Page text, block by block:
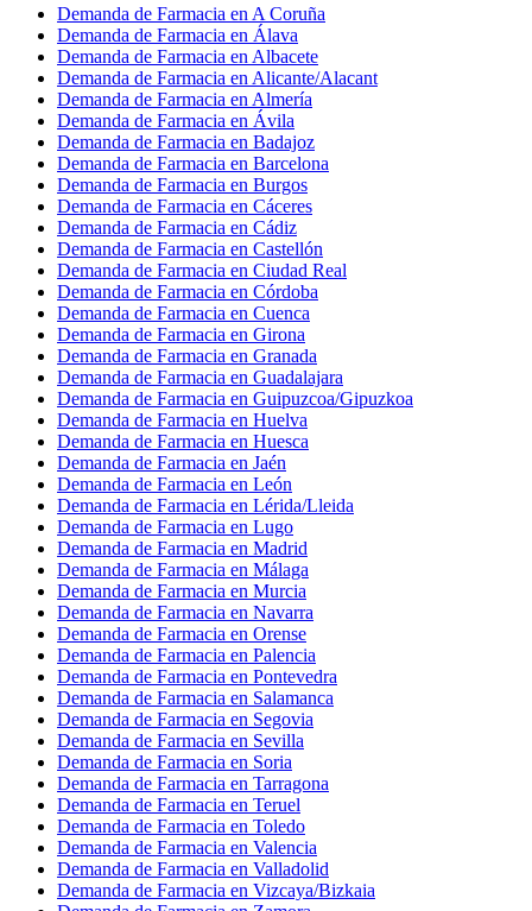
Demanda de Farmacia en A Coruña
Demanda de Farmacia en Álava
Demanda de Farmacia en Albacete
Demanda de Farmacia en Alicante/Alacant
Demanda de Farmacia en Almería
Demanda de Farmacia en Ávila
Demanda de Farmacia en Badajoz
Demanda de Farmacia en Barcelona
Demanda de Farmacia en Burgos
Demanda de Farmacia en Cáceres
Demanda de Farmacia en Cádiz
Demanda de Farmacia en Castellón
Demanda de Farmacia en Ciudad Real
Demanda de Farmacia en Córdoba
Demanda de Farmacia en Cuenca
Demanda de Farmacia en Girona
Demanda de Farmacia en Granada
Demanda de Farmacia en Guadalajara
Demanda de Farmacia en Guipuzcoa/Gipuzkoa
Demanda de Farmacia en Huelva
Demanda de Farmacia en Huesca
Demanda de Farmacia en Jaén
Demanda de Farmacia en León
Demanda de Farmacia en Lérida/Lleida
Demanda de Farmacia en Lugo
Demanda de Farmacia en Madrid
Demanda de Farmacia en Málaga
Demanda de Farmacia en Murcia
Demanda de Farmacia en Navarra
Demanda de Farmacia en Orense
Demanda de Farmacia en Palencia
Demanda de Farmacia en Pontevedra
Demanda de Farmacia en Salamanca
Demanda de Farmacia en Segovia
Demanda de Farmacia en Sevilla
Demanda de Farmacia en Soria
Demanda de Farmacia en Tarragona
Demanda de Farmacia en Teruel
Demanda de Farmacia en Toledo
Demanda de Farmacia en Valencia
Demanda de Farmacia en Valladolid
Demanda de Farmacia en Vizcaya/Bizkaia